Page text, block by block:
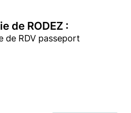
de RODEZ :
de RDV passeport